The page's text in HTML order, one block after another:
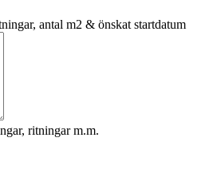
antal m2 & önskat startdatum
ritningar m.m.